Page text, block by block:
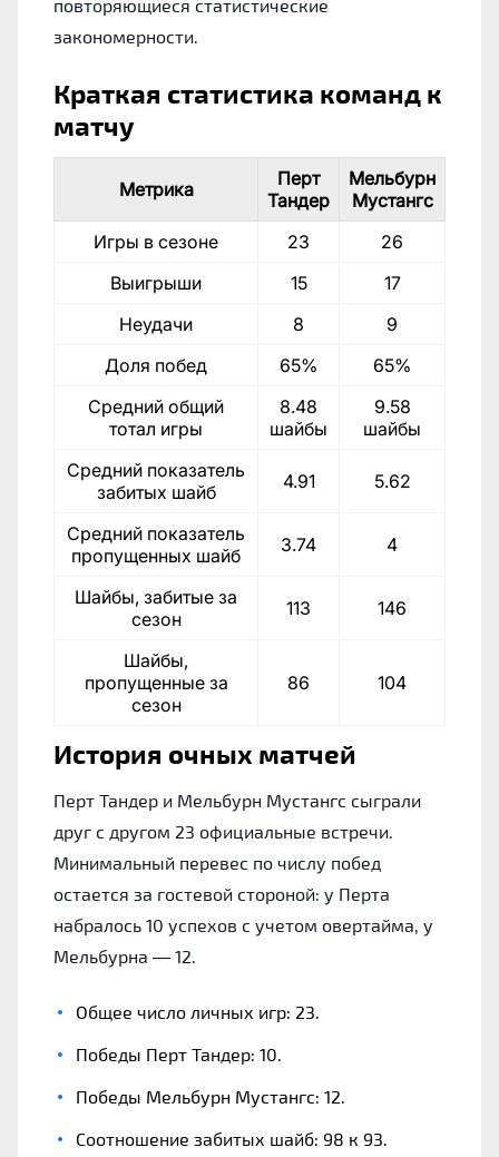
повторяющиеся статистические
закономерности.
Краткая статистика команд к
матчу
Метрика
Перт
Тандер
Мельбурн
Мустангс
Игры в сезоне
23
26
Выигрыши
15
17
Неудачи
8
9
Доля побед
65%
65%
Средний общий
тотал игры
8.48
шайбы
9.58
шайбы
Средний показатель
забитых шайб
4.91 5.62
Средний показатель
пропущенных шайб
3.74 4
Шайбы, забитые за
сезон
113 146
Шайбы,
пропущенные за
сезон
86 104
История очных матчей
Перт Тандер и Мельбурн Мустангс сыграли
друг с другом 23 официальные встречи.
Минимальный перевес по числу побед
остается за гостевой стороной: у Перта
набралось 10 успехов с учетом овертайма, у
Мельбурна — 12.
Общее число личных игр: 23.
Победы Перт Тандер: 10.
Победы Мельбурн Мустангс: 12.
Соотношение забитых шайб: 98 к 93.